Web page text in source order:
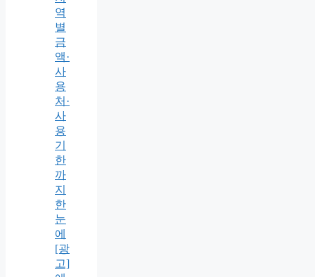
역
별
금
액·
사
용
처·
사
용
기
한
까
지
한
눈
에
[광
고]